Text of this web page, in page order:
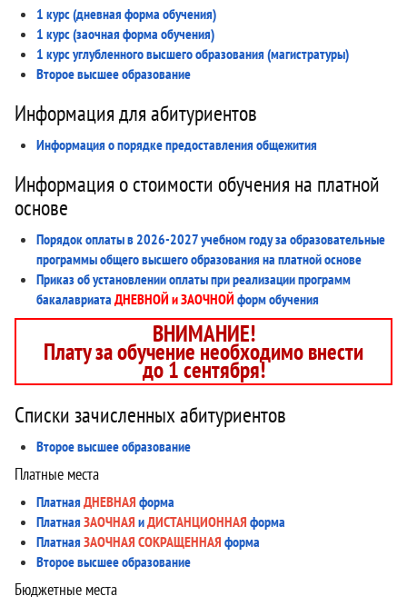
1 курс (дневная форма обучения)
1 курс (заочная форма обучения)
1 курс углубленного высшего образования (магистратуры)
Второе высшее образование
Информация для абитуриентов
Информация о порядке предоставления общежития
Информация о стоимости обучения на платной
основе
Порядок оплаты в 2026-2027 учебном году за образовательные
программы общего высшего образования на платной основе
Приказ об установлении оплаты при реализации программ
бакалавриата ДНЕВНОЙ и ЗАОЧНОЙ форм обучения
ВНИМАНИЕ!
Плату за обучение необходимо внести
до 1 сентября!
Списки зачисленных абитуриентов
Второе высшее образование
Платные места
Платная ДНЕВНАЯ форма
Платная ЗАОЧНАЯ иДИСТАНЦИОННАЯ форма
Платная ЗАОЧНАЯ СОКРАЩЕННАЯ форма
Второе высшее образование
Бюджетные места